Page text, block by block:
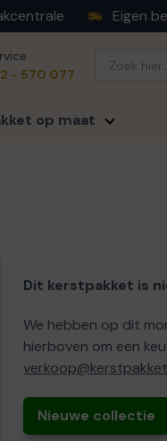
Eigen
- 570 077
op maat
Dit kerstpakket is
We hebben op dit
hierboven om een
Nieuwe collectie